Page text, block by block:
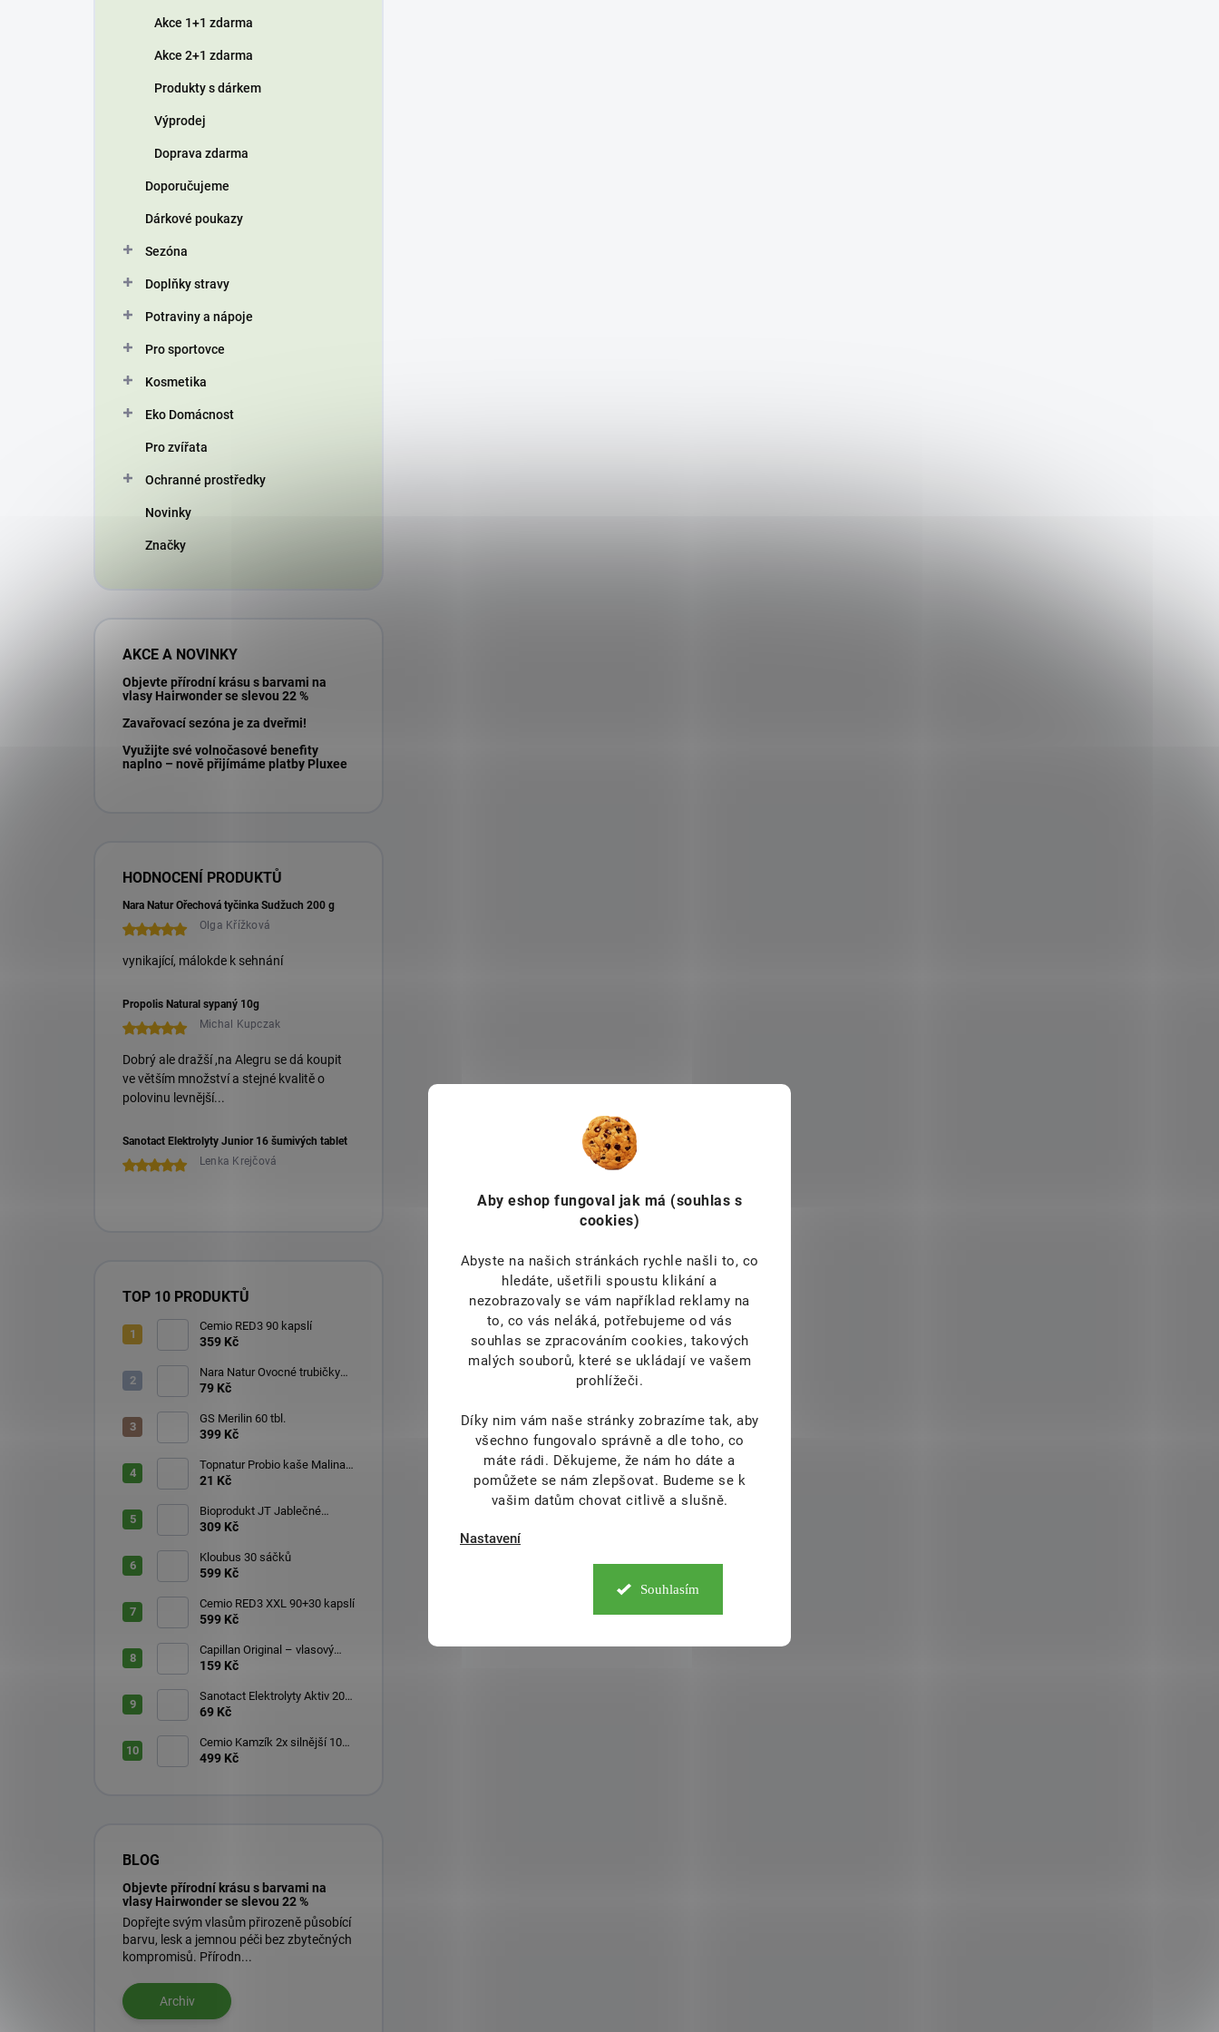
Aby eshop fungoval jak má (souhlas s
cookies)
Abyste na našich stránkách rychle našli to, co
hledáte, ušetřili spoustu klikání a
nezobrazovaly se vám například reklamy na
to, co vás neláká, potřebujeme od vás
souhlas se zpracováním cookies, takových
malých souborů, které se ukládají ve vašem
prohlížeči.
Díky nim vám naše stránky zobrazíme tak, aby
všechno fungovalo správně a dle toho, co
máte rádi. Děkujeme, že nám ho dáte a
pomůžete se nám zlepšovat. Budeme se k
vašim datům chovat citlivě a slušně.
Nastavení
Souhlasím
Akce 1+1 zdarma
Akce 2+1 zdarma
Produkty s dárkem
Výprodej
Doprava zdarma
Doporučujeme
Dárkové poukazy
Sezóna
Doplňky stravy
Potraviny a nápoje
Pro sportovce
Kosmetika
Eko Domácnost
Pro zvířata
Ochranné prostředky
Novinky
Značky
AKCE A NOVINKY
Objevte přírodní krásu s barvami na
vlasy Hairwonder se slevou 22 %
Zavařovací sezóna je za dveřmi!
Využijte své volnočasové benefity
naplno – nově přijímáme platby Pluxee
HODNOCENÍ PRODUKTŮ
Nara Natur Ořechová tyčinka Sudžuch 200 g
Olga Křížková
vynikající, málokde k sehnání
Propolis Natural sypaný 10g
Michal Kupczak
Dobrý ale dražší ,na Alegru se dá koupit
ve větším množství a stejné kvalitě o
polovinu levnější...
Sanotact Elektrolyty Junior 16 šumivých tablet
Lenka Krejčová
TOP 10 PRODUKTŮ
Cemio RED3 90 kapslí
359 Kč
Nara Natur Ovocné trubičky
Lavaš 140 g
79 Kč
GS Merilin 60 tbl.
399 Kč
Topnatur Probio kaše Malina
60 g
21 Kč
Bioprodukt JT Jablečné
trubičky 43 ks (540 g)
309 Kč
Kloubus 30 sáčků
599 Kč
Cemio RED3 XXL 90+30 kapslí
599 Kč
Capillan Original – vlasový
aktivátor 200 ml
159 Kč
Sanotact Elektrolyty Aktiv 20
šumivých tablet
69 Kč
Cemio Kamzík 2x silnější 100
kapslí + 50 kapslí
499 Kč
BLOG
Objevte přírodní krásu s barvami na
vlasy Hairwonder se slevou 22 %
Dopřejte svým vlasům přirozeně působící
barvu, lesk a jemnou péči bez zbytečných
kompromisů. Přírodn...
Archiv